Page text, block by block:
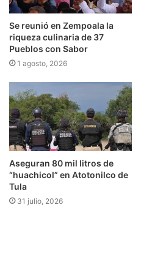
Se reunió en Zempoala la
riqueza culinaria de 37
Pueblos con Sabor
1 agosto, 2026
Aseguran 80 mil litros de
“huachicol” en Atotonilco de
Tula
31 julio, 2026